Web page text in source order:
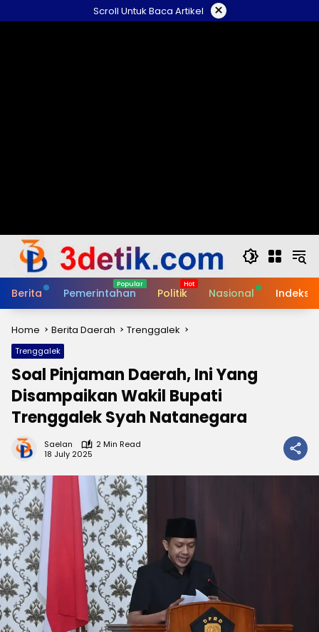
to
Scroll Untuk Baca Artikel ×
Berita Pemerintahan Politik Nasional Indeks
Home Berita Daerah Trenggalek
Trenggalek
Soal Pinjaman Daerah, Ini Yang
Disampaikan Wakil Bupati
Trenggalek Syah Natanegara
Saelan
2 Min Read
18 July 2025